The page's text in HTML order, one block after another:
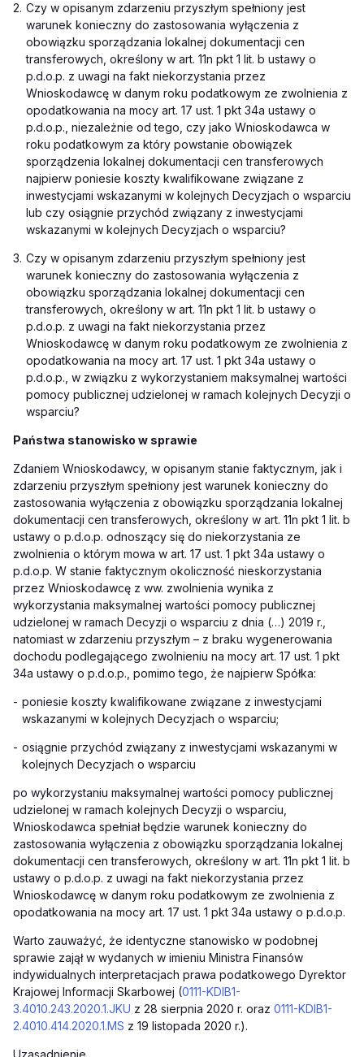
2. Czy w opisanym zdarzeniu przyszłym spełniony jest
warunek konieczny do zastosowania wyłączenia z
obowiązku sporządzania lokalnej dokumentacji cen
transferowych, określony w art. 11n pkt 1 lit. b ustawy o
p.d.o.p. z uwagi na fakt niekorzystania przez
Wnioskodawcę w danym roku podatkowym ze zwolnienia z
opodatkowania na mocy art. 17 ust. 1 pkt 34a ustawy o
p.d.o.p., niezależnie od tego, czy jako Wnioskodawca w
roku podatkowym za który powstanie obowiązek
sporządzenia lokalnej dokumentacji cen transferowych
najpierw poniesie koszty kwalifikowane związane z
inwestycjami wskazanymi w kolejnych Decyzjach o wsparciu
lub czy osiągnie przychód związany z inwestycjami
wskazanymi w kolejnych Decyzjach o wsparciu?
3. Czy w opisanym zdarzeniu przyszłym spełniony jest
warunek konieczny do zastosowania wyłączenia z
obowiązku sporządzania lokalnej dokumentacji cen
transferowych, określony w art. 11n pkt 1 lit. b ustawy o
p.d.o.p. z uwagi na fakt niekorzystania przez
Wnioskodawcę w danym roku podatkowym ze zwolnienia z
opodatkowania na mocy art. 17 ust. 1 pkt 34a ustawy o
p.d.o.p., w związku z wykorzystaniem maksymalnej wartości
pomocy publicznej udzielonej w ramach kolejnych Decyzji o
wsparciu?
Państwa stanowisko w sprawie
Zdaniem Wnioskodawcy, w opisanym stanie faktycznym, jak i
zdarzeniu przyszłym spełniony jest warunek konieczny do
zastosowania wyłączenia z obowiązku sporządzania lokalnej
dokumentacji cen transferowych, określony w art. 11n pkt 1 lit. b
ustawy o p.d.o.p. odnoszący się do niekorzystania ze
zwolnienia o którym mowa w art. 17 ust. 1 pkt 34a ustawy o
p.d.o.p. W stanie faktycznym okoliczność nieskorzystania
przez Wnioskodawcę z ww. zwolnienia wynika z
wykorzystania maksymalnej wartości pomocy publicznej
udzielonej w ramach Decyzji o wsparciu z dnia (…) 2019 r.,
natomiast w zdarzeniu przyszłym – z braku wygenerowania
dochodu podlegającego zwolnieniu na mocy art. 17 ust. 1 pkt
34a ustawy o p.d.o.p., pomimo tego, że najpierw Spółka:
- poniesie koszty kwalifikowane związane z inwestycjami
wskazanymi w kolejnych Decyzjach o wsparciu;
- osiągnie przychód związany z inwestycjami wskazanymi w
kolejnych Decyzjach o wsparciu
po wykorzystaniu maksymalnej wartości pomocy publicznej
udzielonej w ramach kolejnych Decyzji o wsparciu,
Wnioskodawca spełniał będzie warunek konieczny do
zastosowania wyłączenia z obowiązku sporządzania lokalnej
dokumentacji cen transferowych, określony w art. 11n pkt 1 lit. b
ustawy o p.d.o.p. z uwagi na fakt niekorzystania przez
Wnioskodawcę w danym roku podatkowym ze zwolnienia z
opodatkowania na mocy art. 17 ust. 1 pkt 34a ustawy o p.d.o.p.
Warto zauważyć, że identyczne stanowisko w podobnej
sprawie zajął w wydanych w imieniu Ministra Finansów
indywidualnych interpretacjach prawa podatkowego Dyrektor
Krajowej Informacji Skarbowej (0111-KDIB1-
3.4010.243.2020.1.JKU z 28 sierpnia 2020 r. oraz 0111-KDIB1-
2.4010.414.2020.1.MS z 19 listopada 2020 r.).